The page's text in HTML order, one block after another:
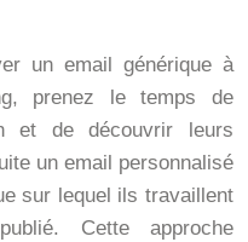
un email générique à
prenez le temps de
et de découvrir leurs
un email personnalisé
sur lequel ils travaillent
Cette approche